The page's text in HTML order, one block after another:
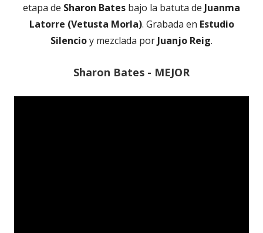
etapa de Sharon Bates bajo la batuta de Juanma
Latorre (Vetusta Morla). Grabada en Estudio
Silencioy mezclada por Juanjo Reig.
Sharon Bates - MEJOR